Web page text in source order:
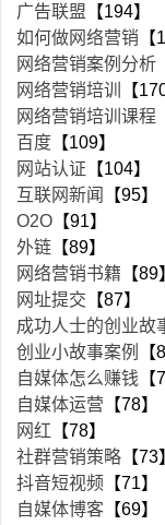
广告联盟 【194】
如何做网络营销 【
网络营销案例分析
网络营销培训
【
网络营销培训课程
百度 【109】
网站认证 【104】
互联网新闻
【95】
O2O 【91】
外链 【89】
网络营销书籍 【89
网址提交 【87】
成功人士的创业故
创业小故事案例
【
自媒体怎么赚钱 【
自媒体运营 【78】
网红 【78】
社群营销策略 【73
抖音短视频 【71】
自媒体博客 【69】